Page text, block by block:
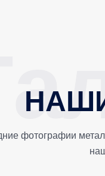
фотографии